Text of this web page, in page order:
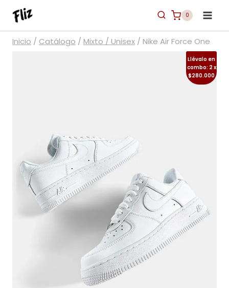
Saltar
contenido
0
Inicio / Catálogo / Mixto / Unisex / Nike Air Force One
Llévalo en
combo: 2 x
$280.000